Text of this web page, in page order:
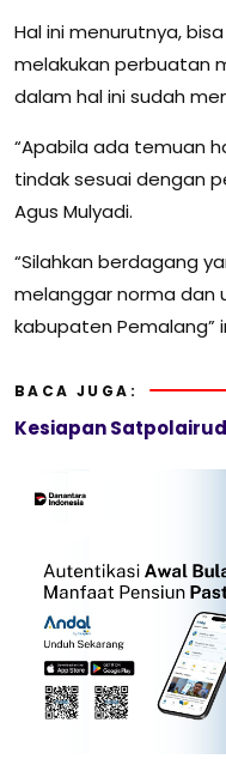
Hal ini menurutnya,
melakukan perbuatan
dalam hal ini sudah
“Apabila ada temuan
tindak sesuai dengan
Agus Mulyadi.
“Silahkan berdagang
melanggar norma dan
kabupaten Pemalang”
BACA JUGA:
Kesiapan